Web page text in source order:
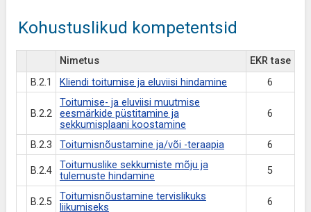
Kohustuslikud kompetentsid
Nimetus
EKR tase
B.2.1
Kliendi toitumise ja eluviisi hindamine 6
B.2.2
Toitumise- ja eluviisi muutmise
eesmärkide püstitamine ja
sekkumisplaani koostamine
6
B.2.3 Toitumisnõustamine ja/või -teraapia 6
B.2.4
Toitumuslike sekkumiste mõju ja
tulemuste hindamine
5
B.2.5
Toitumisnõustamine tervislikuks
liikumiseks
6